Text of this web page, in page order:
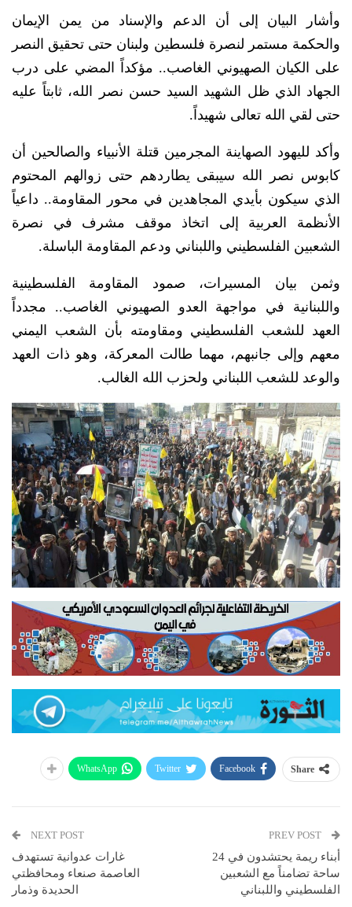
وأشار البيان إلى أن الدعم والإسناد من يمن الإيمان
والحكمة مستمر لنصرة فلسطين ولبنان حتى تحقيق النصر
على الكيان الصهيوني الغاصب.. مؤكداً المضي على درب
الجهاد الذي ظل الشهيد السيد حسن نصر الله، ثابتاً عليه
حتى لقي الله تعالى شهيداً.
وأكد لليهود الصهاينة المجرمين قتلة الأنبياء والصالحين أن
كابوس نصر الله سيبقى يطاردهم حتى زوالهم المحتوم
الذي سيكون بأيدي المجاهدين في محور المقاومة.. داعياً
الأنظمة العربية إلى اتخاذ موقف مشرف في نصرة
الشعبين الفلسطيني واللبناني ودعم المقاومة الباسلة.
وثمن بيان المسيرات، صمود المقاومة الفلسطينية
واللبنانية في مواجهة العدو الصهيوني الغاصب.. مجدداً
العهد للشعب الفلسطيني ومقاومته بأن الشعب اليمني
معهم وإلى جانبهم، مهما طالت المعركة، وهو ذات العهد
والوعد للشعب اللبناني ولحزب الله الغالب.
Share
Facebook
Twitter
WhatsApp
أبناء ريمة يحتشدون في 24
ساحة تضامناً مع الشعبين
الفلسطيني واللبناني
NEXT POST
غارات عدوانية تستهدف
العاصمة صنعاء ومحافظتي
الحديدة وذمار